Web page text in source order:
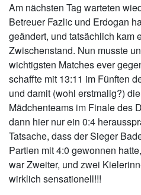
Am nächsten Tag warteten
Betreuer Fazlic und Erdogan
geändert, und tatsächlich kam
Zwischenstand. Nun musste
wichtigsten Matches ever
schaffte mit 13:11 im Fünften
und damit (wohl erstmalig?)
Mädchenteams im Finale des
dann hier nur ein 0:4
Tatsache, dass der Sieger
Partien mit 4:0 gewonnen
war Zweiter, und zwei
wirklich sensationell!!!